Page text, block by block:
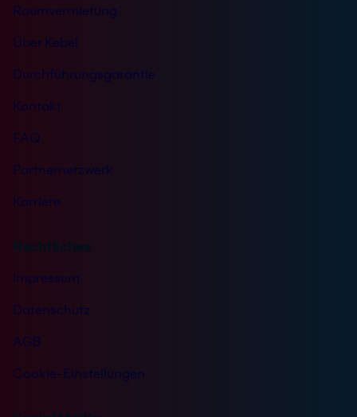
Raumvermietung
Über Kebel
Durchführungsgarantie
Kontakt
FAQ
Partnernetzwerk
Karriere
Rechtliches
Impressum
Datenschutz
AGB
Cookie-Einstellungen